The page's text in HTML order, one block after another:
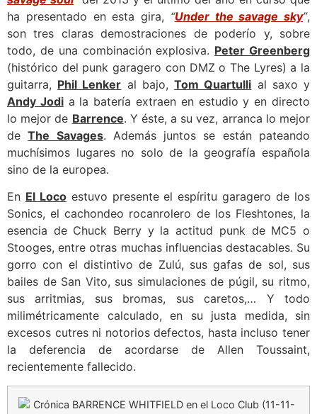
ha presentado en esta gira, “Under the savage sky”,
son tres claras demostraciones de poderío y, sobre
todo, de una combinación explosiva. Peter Greenberg
(histórico del punk garagero con DMZ o The Lyres) a la
guitarra, Phil Lenker al bajo,Tom Quartulli al saxo y
Andy Jodia la batería extraen en estudio y en directo
lo mejor de Barrence. Y éste, a su vez, arranca lo mejor
deThe Savages. Además juntos se están pateando
muchísimos lugares no solo de la geografía española
sino de la europea.
En El Locoestuvo presente el espíritu garagero de los
Sonics, el cachondeo rocanrolero de los Fleshtones, la
esencia de Chuck Berry y la actitud punk de MC5 o
Stooges, entre otras muchas influencias destacables. Su
gorro con el distintivo de Zulú, sus gafas de sol, sus
bailes de San Vito, sus simulaciones de púgil, su ritmo,
sus arritmias, sus bromas, sus caretos,… Y todo
milimétricamente calculado, en su justa medida, sin
excesos cutres ni notorios defectos, hasta incluso tener
la deferencia de acordarse de Allen Toussaint,
recientemente fallecido.